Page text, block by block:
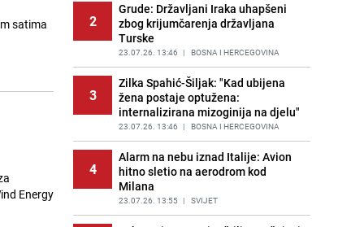
satima
Energy
13
Nastavak provokacija: MUP RS
oduzeo zastavu s ljiljanima i
sankcionisao vozača iz Bosanskog
Novog
PRIJE 1 DAN | BOSNA I HERCEGOVINA
Pojavili su vam se mravi u kući? Bez
brige, ovo su najbolji načini da ih se
riješite
PRIJE 2 DANA | ŽIVOT I STIL
Kako izgleda travnjak stadiona
Koševo nakon tri koncerta Dine
Merlina
2
Grude: Državljani Iraka uhapšeni
zbog krijumčarenja državljana
Turske
23.07.26. 13:46 | BOSNA I HERCEGOVINA
3
Zilka Spahić-Šiljak: "Kad ubijena
žena postaje optužena:
internalizirana mizoginija na djelu"
23.07.26. 13:46 | BOSNA I HERCEGOVINA
4
Alarm na nebu iznad Italije: Avion
hitno sletio na aerodrom kod
Milana
23.07.26. 13:55 | SVIJET